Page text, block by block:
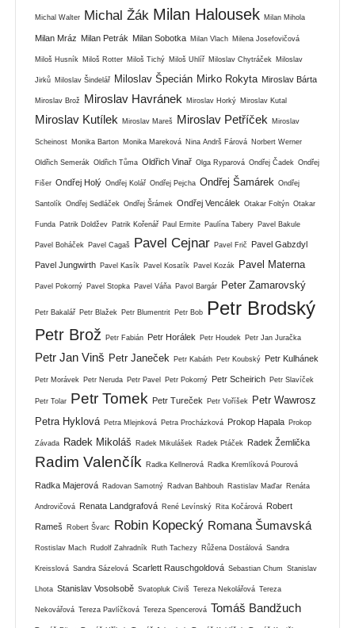
Michal Walter Michal Žák Milan Halousek Milan Mihola
Milan Mráz Milan Petrák Milan Sobotka Milan Vlach Milena Josefovičová
Miloš Husník Miloš Rotter Miloš Tichý Miloš Uhlíř Miloslav Chytráček Miloslav
Jirků Miloslav Šindelář Miloslav Špecián Mirko Rokyta Miroslav Bárta
Miroslav Brož Miroslav Havránek Miroslav Horký Miroslav Kutal
Miroslav Kutílek Miroslav Mareš Miroslav Petříček Miroslav
Scheinost Monika Barton Monika Mareková Nina Andrš Fárová Norbert Werner
Oldřich Semerák Oldřich Tůma Oldřich Vinař Olga Ryparová Ondřej Čadek Ondřej
Fišer Ondřej Holý Ondřej Kolář Ondřej Pejcha Ondřej Šamárek Ondřej
Santolík Ondřej Sedláček Ondřej Šrámek Ondřej Vencálek Otakar Foltýn Otakar
Funda Patrik Doldžev Patrik Kořenář Paul Ermite Paulína Tabery Pavel Bakule
Pavel Boháček Pavel Cagaš Pavel Cejnar Pavel Frič Pavel Gabzdyl
Pavel Jungwirth Pavel Kasík Pavel Kosatík Pavel Kozák Pavel Materna
Pavel Pokorný Pavel Stopka Pavel Váňa Pavol Bargár Peter Zamarovský
Petr Bakalář Petr Blažek Petr Blumentrit Petr Bob Petr Brodský
Petr Brož Petr Fabián Petr Horálek Petr Houdek Petr Jan Juračka
Petr Jan Vinš Petr Janeček Petr Kabáth Petr Koubský Petr Kulhánek
Petr Morávek Petr Neruda Petr Pavel Petr Pokorný Petr Scheirich Petr Slavíček
Petr Tolar Petr Tomek Petr Tureček Petr Voříšek
Petr Wawrosz
Petra Hyklová Petra Mlejnková Petra Procházková Prokop Hapala Prokop
Závada Radek Mikoláš Radek Mikulášek Radek Ptáček Radek Žemlička
Radim Valenčík Radka Kellnerová Radka Kremlíková Pourová
Radka Majerová Radovan Samotný Radvan Bahbouh Rastislav Maďar Renáta
Androvičová Renata Landgrafová René Levínský Rita Kočárová Robert
Rameš Robert Švarc Robin Kopecký Romana Šumavská
Rostislav Mach Rudolf Zahradník Ruth Tachezy Růžena Dostálová Sandra
Kreisslová Sandra Sázelová Scarlett Rauschgoldová Sebastian Chum Stanislav
Lhota Stanislav Vosolsobě Svatopluk Civiš Tereza Nekolářová Tereza
Nekovářová Tereza Pavlíčková Tereza Spencerová Tomáš Bandžuch